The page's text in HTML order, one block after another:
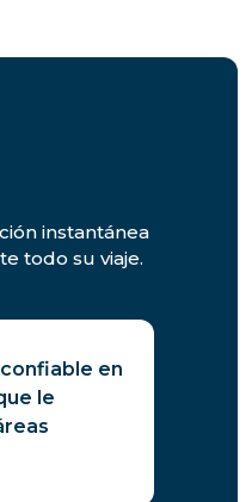
instantánea
todo su viaje.
en
le